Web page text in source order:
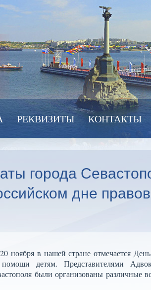
РЕКВИЗИТЫ КОНТАКТЫ
города
дне
ноября в нашей стране отмечается
детям. Представителями
были организованы различные